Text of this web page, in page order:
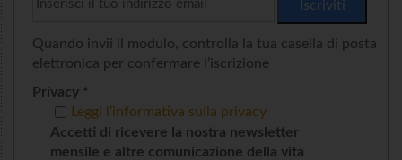
Quando invii il modulo, controlla la tua casella di posta
elettronica per confermare l’iscrizione
Privacy *
Accetti di ricevere la nostra newsletter
mensile e altre comunicazione della vita
Leggi l’informativa sulla privacy